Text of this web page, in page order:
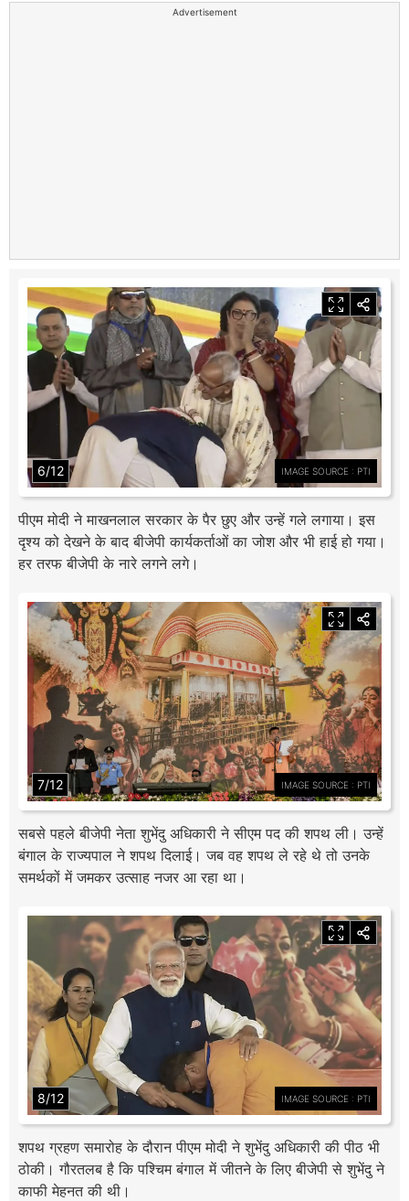
Advertisement
6/12 IMAGE SOURCE : PTI
पीएम मोदी ने माखनलाल सरकार के पैर छुए और उन्हें गले लगाया। इस
दृश्य को देखने के बाद बीजेपी कार्यकर्ताओं का जोश और भी हाई हो गया।
हर तरफ बीजेपी के नारे लगने लगे।
7/12 IMAGE SOURCE : PTI
सबसे पहले बीजेपी नेता शुभेंदु अधिकारी ने सीएम पद की शपथ ली। उन्हें
बंगाल के राज्यपाल ने शपथ दिलाई। जब वह शपथ ले रहे थे तो उनके
समर्थकों में जमकर उत्साह नजर आ रहा था।
8/12 IMAGE SOURCE : PTI
शपथ ग्रहण समारोह के दौरान पीएम मोदी ने शुभेंदु अधिकारी की पीठ भी
ठोकी। गौरतलब है कि पश्चिम बंगाल में जीतने के लिए बीजेपी से शुभेंदु ने
काफी मेहनत की थी।